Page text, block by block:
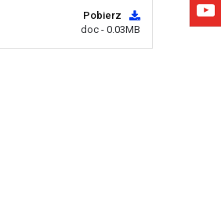
Pobierz
doc - 0.03MB